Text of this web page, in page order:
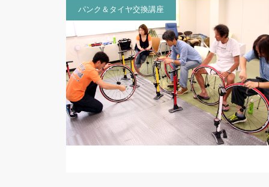
パンク＆タイヤ交換講座